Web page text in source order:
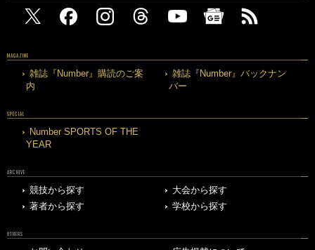
MAGAZINE
雑誌『Number』購読のご案
内
雑誌『Number』バックナン
バー
SPECIAL
Number SPORTS OF THE
YEAR
ARCHIVE
競技から探す
大会から探す
著者から探す
学校から探す
OTHERS